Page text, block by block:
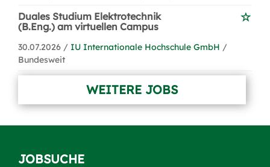
Duales Studium Elektrotechnik
(B.Eng.) am virtuellen Campus
30.07.2026 / IU Internationale Hochschule GmbH /
Bundesweit
WEITERE JOBS
JOBSUCHE